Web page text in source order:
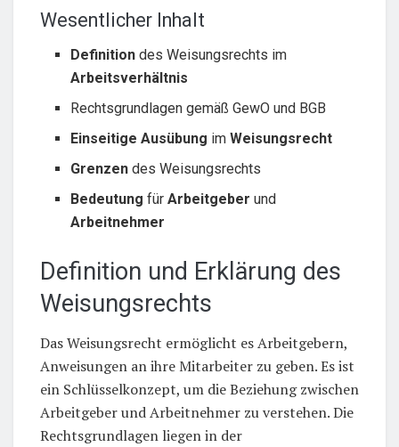
Wesentlicher Inhalt
Definition des Weisungsrechts im
Arbeitsverhältnis
Rechtsgrundlagen gemäß GewO und BGB
Einseitige Ausübung imWeisungsrecht
Grenzen des Weisungsrechts
Bedeutung fürArbeitgeber und
Arbeitnehmer
Definition und Erklärung des
Weisungsrechts
Das Weisungsrecht ermöglicht es Arbeitgebern,
Anweisungen an ihre Mitarbeiter zu geben. Es ist
ein Schlüsselkonzept, um die Beziehung zwischen
Arbeitgeber und Arbeitnehmer zu verstehen. Die
Rechtsgrundlagen liegen in der